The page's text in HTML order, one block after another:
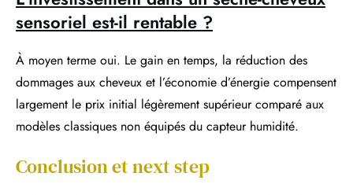
sensoriel est-il rentable ?
À moyen terme oui. Le gain en temps, la réduction des
dommages aux cheveux et l’économie d’énergie compensent
largement le prix initial légèrement supérieur comparé aux
modèles classiques non équipés du capteur humidité.
Conclusion et next step